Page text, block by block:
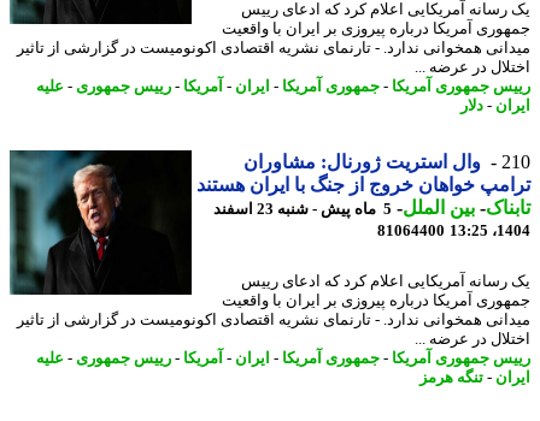
آمریکایی اعلام کرد که ادعای رییس
آمریکا درباره پیروزی بر ایران با واقعیت
همخوانی ندارد. - تارنمای نشریه اقتصادی اکونومیست در گزارشی از تاثیر
در عرضه ...
جمهوری آمریکا- جمهوری آمریکا- ایران - آمریکا- رییس جمهوری- علیه
- دلار
وال استریت ژورنال: مشاوران
خواهان خروج از جنگ با ایران هستند
-بین الملل-
5 ماه پیش - شنبه 23 اسفند
81064400
آمریکایی اعلام کرد که ادعای رییس
آمریکا درباره پیروزی بر ایران با واقعیت
همخوانی ندارد. - تارنمای نشریه اقتصادی اکونومیست در گزارشی از تاثیر
در عرضه ...
جمهوری آمریکا- جمهوری آمریکا- ایران - آمریکا- رییس جمهوری- علیه
- تنگه هرمز